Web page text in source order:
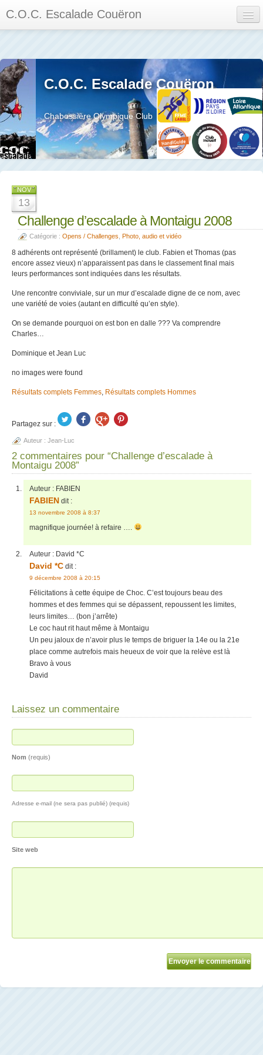
C.O.C. Escalade Couëron
Calendrier des événements et des compétitions
Les membres
Les séances
Privée
La salle et le mur
C.O.C. Escalade Couëron
Chabossière Olympique Club
NOV
13
Challenge d’escalade à Montaigu 2008
Catégorie : Opens / Challenges Photo, audio et vidéo
8 adhérents ont représenté (brillament) le club. Fabien et Thomas (pas
encore assez vieux) n’apparaissent pas dans le classement final mais
leurs performances sont indiquées dans les résultats.
Une rencontre conviviale, sur un mur d’escalade digne de ce nom, avec
une variété de voies (autant en difficulté qu’en style).
On se demande pourquoi on est bon en dalle ??? Va comprendre
Charles…
Dominique et Jean Luc
no images were found
Résultats complets Femmes, Résultats complets Hommes
Partagez sur :
Auteur : Jean-Luc
2 commentaires pour “Challenge d’escalade à
Montaigu 2008”
Auteur : FABIEN
FABIEN dit :
13 novembre 2008 à 8:37
magnifique journée! à refaire ….
Auteur : David *C
David *C dit :
9 décembre 2008 à 20:15
Félicitations à cette équipe de Choc. C’est toujours beau des
hommes et des femmes qui se dépassent, repoussent les limites,
leurs limites… (bon j’arrête)
Le coc haut rit haut même à Montaigu
Un peu jaloux de n’avoir plus le temps de briguer la 14e ou la 21e
place comme autrefois mais heueux de voir que la relève est là
Bravo à vous
David
Laissez un commentaire
Nom (requis)
Adresse e-mail (ne sera pas publié) (requis)
Site web